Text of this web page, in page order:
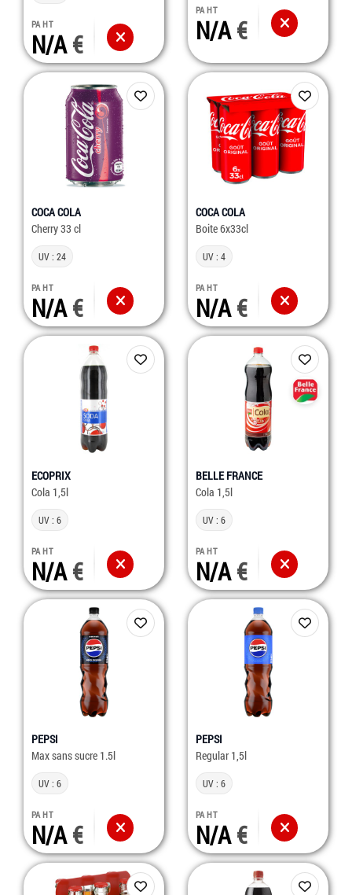
PA HT
N/A
PA HT
N/A
COCA COLA
Cherry 33 cl
UV : 24
PA HT
N/A
COCA COLA
Boite 6x33cl
UV : 4
PA HT
N/A
ECOPRIX
Cola 1,5l
UV : 6
PA HT
N/A
BELLE FRANCE
Cola 1,5l
UV : 6
PA HT
N/A
PEPSI
Max sans sucre 1.5l
UV : 6
PA HT
N/A
PEPSI
Regular 1,5l
UV : 6
PA HT
N/A